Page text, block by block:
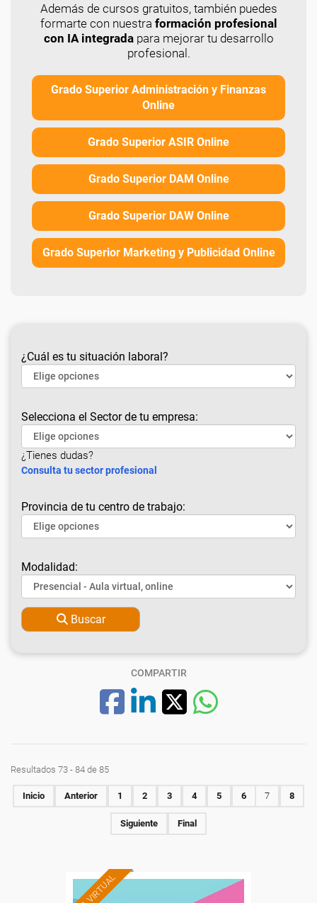
Además de cursos gratuitos, también puedes
formarte con nuestra formación profesional
con IA integradapara mejorar tu desarrollo
profesional.
Grado Superior Administración y Finanzas
Online
Grado Superior ASIR Online
Grado Superior DAM Online
Grado Superior DAW Online
Grado Superior Marketing y Publicidad Online
¿Cuál es tu situación laboral?
Selecciona el Sector de tu empresa:
¿Tienes dudas?
Consulta tu sector profesional
Provincia de tu centro de trabajo:
Modalidad:
Buscar
COMPARTIR
Resultados 73 - 84 de 85
Inicio Anterior 1 2 3 4 5 6 7 8
Siguiente Final